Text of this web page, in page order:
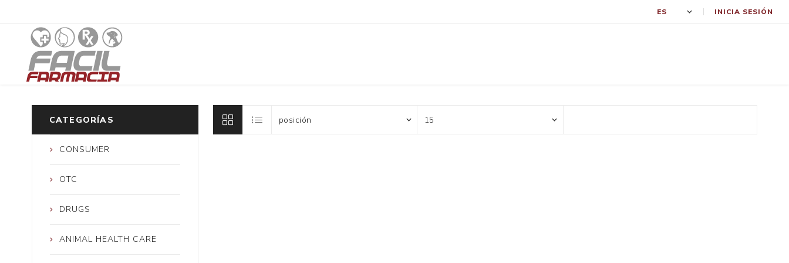
INICIA SESIÓN
CATEGORÍAS
CONSUMER
OTC
DRUGS
ANIMAL HEALTH CARE